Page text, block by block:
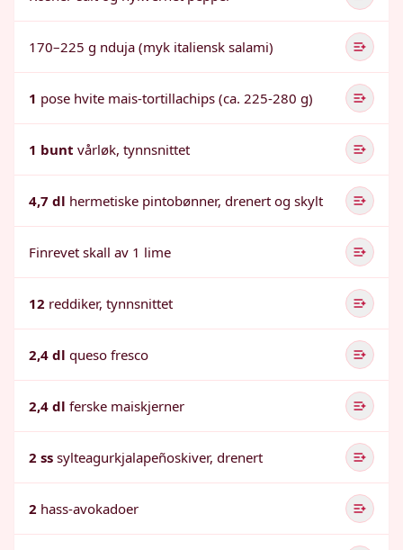
170–225 g nduja (myk italiensk salami)
1 pose hvite mais-tortillachips (ca. 225-280 g)
1 bunt vårløk, tynnsnittet
4,7 dl hermetiske pintobønner, drenert og skylt
Finrevet skall av 1 lime
12 reddiker, tynnsnittet
2,4 dl queso fresco
2,4 dl ferske maiskjerner
2 ss sylteagurkjalapeñoskiver, drenert
2 hass-avokadoer